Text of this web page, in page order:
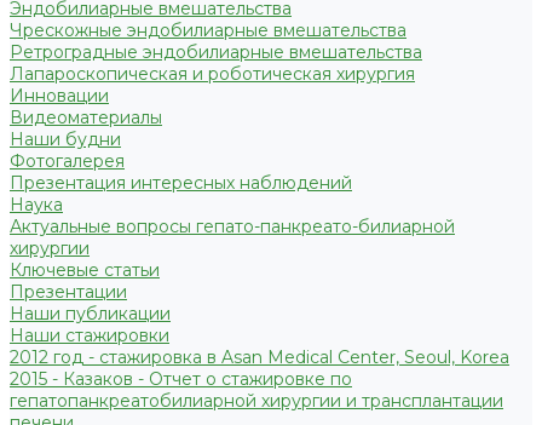
Эндобилиарные вмешательства
Чрескожные эндобилиарные вмешательства
Ретроградные эндобилиарные вмешательства
Лапароскопическая и роботическая хирургия
Инновации
Видеоматериалы
Наши будни
Фотогалерея
Презентация интересных наблюдений
Наука
Актуальные вопросы гепато-панкреато-билиарной
хирургии
Ключевые статьи
Презентации
Наши публикации
Наши стажировки
2012 год - стажировка в Asan Medical Center, Seoul, Korea
2015 - Казаков - Отчет о стажировке по
гепатопанкреатобилиарной хирургии и трансплантации